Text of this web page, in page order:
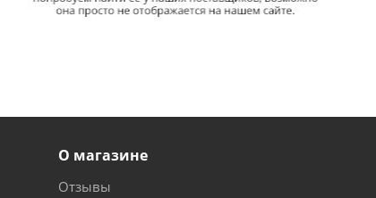
О магазине
Отзывы